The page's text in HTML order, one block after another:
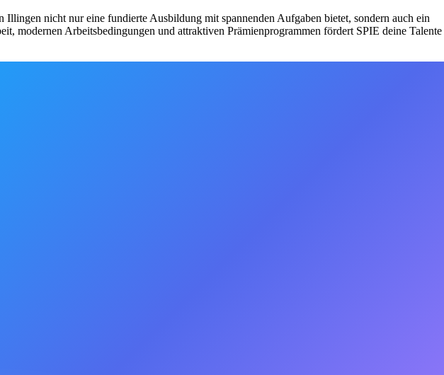
nicht nur eine fundierte Ausbildung mit spannenden Aufgaben bietet, sondern auch ein
modernen Arbeitsbedingungen und attraktiven Prämienprogrammen fördert SPIE deine Talente